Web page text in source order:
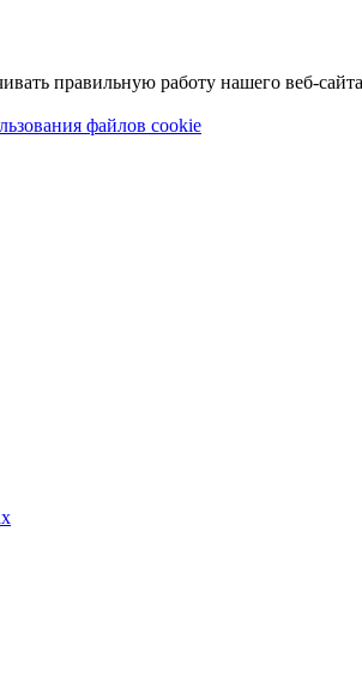
правильную работу нашего веб-
файлов cookie